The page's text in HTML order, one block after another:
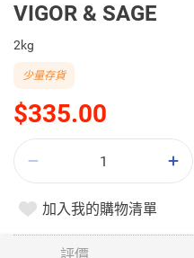
VIGOR & SAGE
2kg
$335.00
少量存貨
加入我的購物清單